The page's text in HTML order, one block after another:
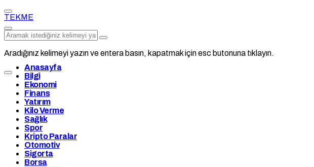
TEKME
Aradığınız kelimeyi yazın ve entera basın, kapatmak için esc butonuna tıklayın.
Anasayfa
Bilgi
Ekonomi
Finans
Yatırım
Kilo Verme
Sağlık
Spor
Kripto Paralar
Otomotiv
Sigorta
Borsa